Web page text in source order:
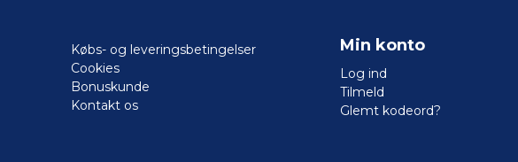
Købs- og leveringsbetingelser
Cookies
Bonuskunde
Kontakt os
Min konto
Log ind
Tilmeld
Glemt kodeord?